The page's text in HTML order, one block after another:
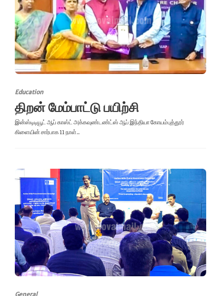
Education
திறன் மேம்பாட்டு பயிற்சி
இன்ஸ்டிடியூட் ஆப் காஸ்ட் அக்கவுண்டண்ட்ஸ் ஆப் இந்தியா கோயம்புத்தூர்
கிளையின் சார்பாக 11 நாள்...
General